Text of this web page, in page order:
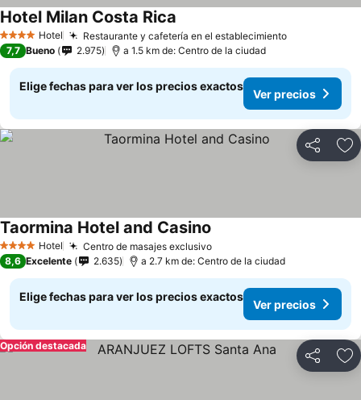
4 EstrellasHotel Restaurante y cafetería en el establecimiento
Hotel Milan Costa Rica
7,7 Bueno 2.975 a 1.5 km de: Centro de la ciudad
Elige fechas para ver los precios exactos
Ver precios
Compartir
4 EstrellasHotel Centro de masajes exclusivo
Taormina Hotel and Casino
8,6 Excelente 2.635 a 2.7 km de: Centro de la ciudad
Elige fechas para ver los precios exactos
Ver precios
Compartir
Opción destacada